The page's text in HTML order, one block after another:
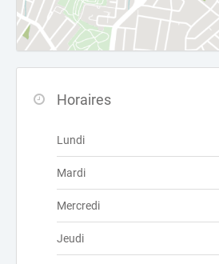
Horaires
Lundi
Mardi
Mercredi
Jeudi